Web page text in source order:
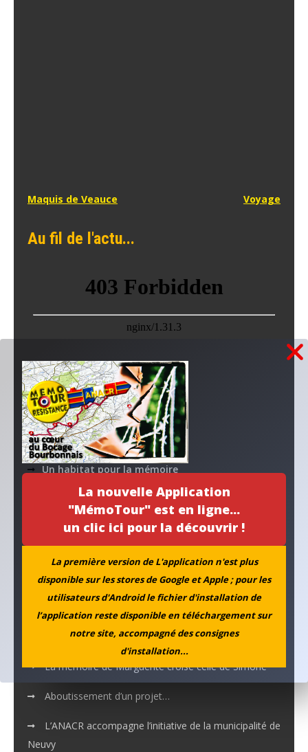
La nouvelle Application
"MémoTour" est en ligne...
un clic ici pour la découvrir !
La première version de L'application n'est plus
disponible sur les stores de Google et Apple ; pour les
utilisateurs d'Android le fichier d'installation de
l’application reste disponible en téléchargement sur
notre site, accompagné des consignes
d'installation...
Navigation
l’article
Maquis de Veauce Voyage
Au fil de l'actu...
Voir en plein écran
Publications récentes...
Un habitat pour la mémoire
Stèle du camp Hoche
Collecte coopérative
la PAIX à l’agenda
Nos applications numériques
MEMOTOUR PODCAST
La mémoire de Marguerite croise celle de Simone
Aboutissement d’un projet…
L’ANACR accompagne l’initiative de la municipalité de
Neuvy